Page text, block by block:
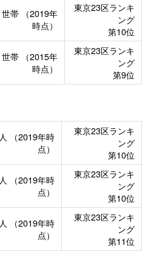
世帯
（2019年
時点）
東京23区ランキ
ング
第10位
世帯
（2015年
時点）
東京23区ランキ
ング
第9位
人
（2019年時
点）
東京23区ランキ
ング
第10位
人
（2019年時
点）
東京23区ランキ
ング
第10位
人
（2019年時
点）
東京23区ランキ
ング
第11位